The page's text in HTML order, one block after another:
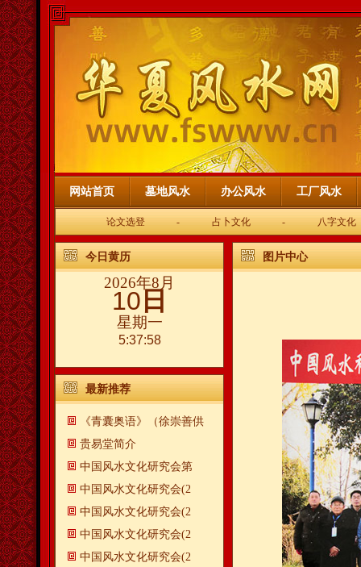
网站首页 墓地风水 办公风水 工厂风水
论文选登 - 占卜文化 - 八字文化
今日黄历
2026年8月
10 日
星期一
5:37:58
最新推荐
《青囊奥语》（徐崇善供
贵易堂简介
中国风水文化研究会第
中国风水文化研究会(2
中国风水文化研究会(2
中国风水文化研究会(2
中国风水文化研究会(2
图片中心